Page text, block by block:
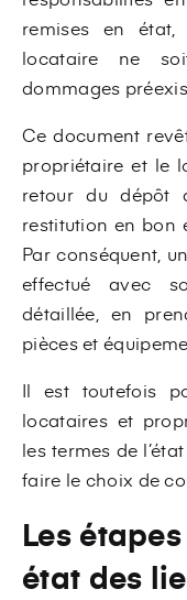
remises en
locataire ne
dommages
Ce document
propriétaire et le
retour du dépôt
restitution en bon
Par conséquent,
effectué avec
détaillée, en
pièces et
Il est toutefois
locataires et
les termes de
faire le choix de
Les
état des